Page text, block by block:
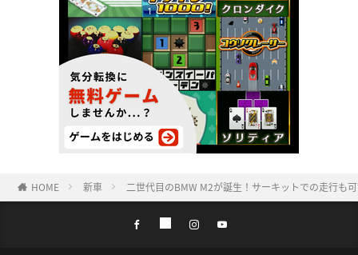
HOME 新車 二世代目のBMW M2が誕生！サーキットでの走行も